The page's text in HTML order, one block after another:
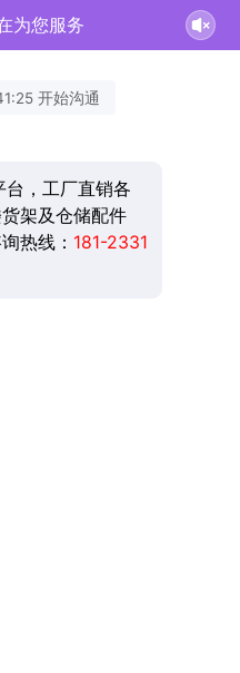
为您服务
开始沟通
，工厂直销各
架及仓储配件
热线： 181-2331